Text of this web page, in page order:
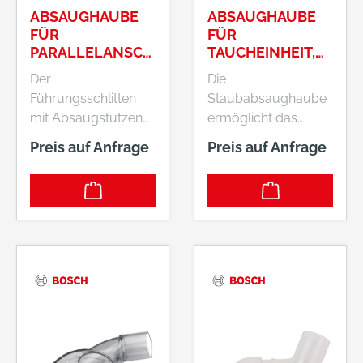
ABSAUGHAUBE
FÜR
PARALLELANSCH
LAG
Der
Führungsschlitten
mit Absaugstutzen
Austauschzubehör
für die Verwendung
mit Oberfräsen.
626 0.). GOF 1250
GOF 2000 CE (0 601
619 7.). TE 600 (0 601
Preis auf Anfrage
ABSAUGHAUBE
FÜR
TAUCHEINHEIT,
PASSEND ZU:
GKF, GMF, GOF, TE
Die
Staubabsaughaube
ermöglicht das
Arbeiten mit Fräsen.
Passend zu: GKF
1600. GMF 1600 CE.
Preis auf Anfrage